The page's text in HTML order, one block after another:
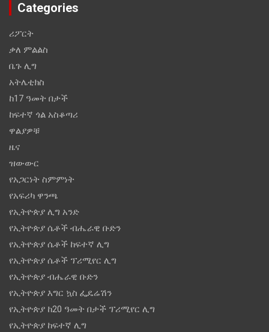
Categories
ሪፖርት
ቃለ ምልልስ
ቤጉ ሊግ
አትሌቲክስ
ከ17 ዓመት በታች
ከፍተኛ ጎል አስቆጣሪ
ዋልያዎቹ
ዜና
ዝውውር
የአጋርነት ስምምነት
የአፍሪካ ዋንጫ
የኢትዮጵያ ሊግ አንድ
የኢትዮጵያ ሴቶች ብሔራዊ ቡድን
የኢትዮጵያ ሴቶች ከፍተኛ ሊግ
የኢትዮጵያ ሴቶች ፕሪሚየር ሊግ
የኢትዮጵያ ብሔራዊ ቡድን
የኢትዮጵያ እግር ኳስ ፌዴሬሽን
የኢትዮጵያ ከ20 ዓመት በታች ፕሪሚየር ሊግ
የኢትዮጵያ ከፍተኛ ሊግ